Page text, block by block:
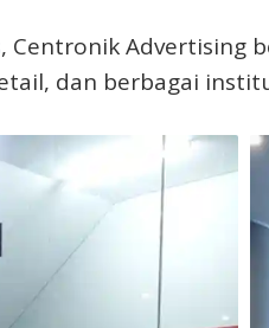
, Centronik Advertising
dan berbagai